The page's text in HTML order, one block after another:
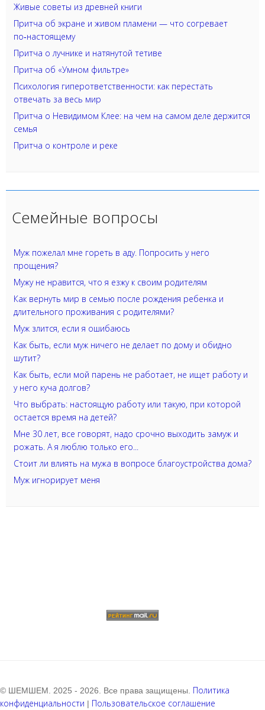
Живые советы из древней книги
Притча об экране и живом пламени — что согревает
по‑настоящему
Притча о лучнике и натянутой тетиве
Притча об «Умном фильтре»
Психология гиперответственности: как перестать
отвечать за весь мир
Притча о Невидимом Клее: на чем на самом деле держится
семья
Притча о контроле и реке
Семейные вопросы
Муж пожелал мне гореть в аду. Попросить у него
прощения?
Мужу не нравится, что я езжу к своим родителям
Как вернуть мир в семью после рождения ребенка и
длительного проживания с родителями?
Муж злится, если я ошибаюсь
Как быть, если муж ничего не делает по дому и обидно
шутит?
Как быть, если мой парень не работает, не ищет работу и
у него куча долгов?
Что выбрать: настоящую работу или такую, при которой
остается время на детей?
Мне 30 лет, все говорят, надо срочно выходить замуж и
рожать. А я люблю только его...
Стоит ли влиять на мужа в вопросе благоустройства дома?
Муж игнорирует меня
© ШЕМШЕМ. 2025 - 2026. Все права защищены. Политика
конфиденциальности | Пользовательское соглашение